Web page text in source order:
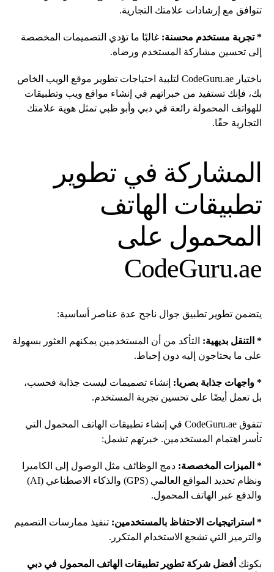
تتوافق مع إرشادات علامتك التجارية.
* تجربة مستخدم محسنة: غالبًا ما تؤدي التصميمات المخصصة
إلى تحسين مشاركة المستخدم ورضاه.
باختيار CodeGuru.ae لتلبية احتياجات تطوير موقع الويب الخاص
بك، فإنك تستفيد من خبراتهم في إنشاء مواقع ويب وتطبيقات
للهواتف المحمولة رائعة في دبي وأبو ظبي تمثل هوية علامتك
التجارية حقًا.
المشاركة في تطوير
تطبيقات الهاتف
المحمول على
CodeGuru.ae
يتضمن تطوير تطبيق جوال ناجح عدة عناصر أساسية:
* التنقل بديهية: التأكد من أن المستخدمين يمكنهم العثور بسهولة
على ما يحتاجون إليه دون إحباط.
* واجهات جذابة بصريا: إنشاء تصميمات ليست جذابة فحسب،
بل تعمل أيضًا على تحسين تجربة المستخدم.
تتفوق CodeGuru.ae في إنشاء تطبيقات الهاتف المحمول التي
تأسر اهتمام المستخدمين. خبرتهم تشمل:
* الميزات المخصصة: دمج الوظائف مثل الوصول إلى الكاميرا
ونظام تحديد المواقع العالمي (GPS) والذكاء الاصطناعي (AI)
والدفع عبر الهاتف المحمول.
* استراتيجيات الاحتفاظ بالمستخدمين: تنفيذ ممارسات التصميم
والترميز التي تشجع الاستخدام المتكرر.
بكونك أفضل شركة تطوير تطبيقات الهاتف المحمول في دبي